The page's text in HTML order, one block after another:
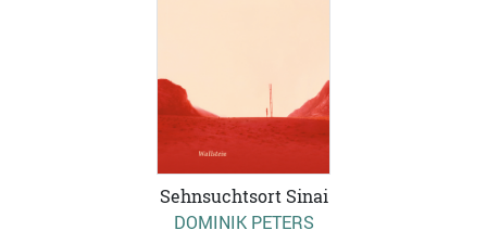
Sehnsuchtsort Sinai
DOMINIK PETERS